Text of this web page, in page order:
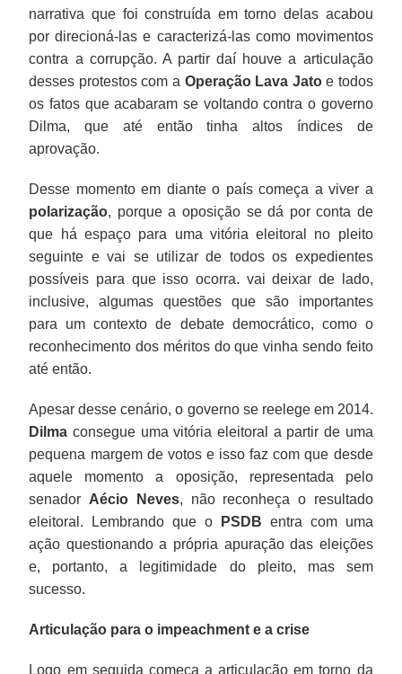
narrativa que foi construída em torno delas acabou
por direcioná-las e caracterizá-las como movimentos
contra a corrupção. A partir daí houve a articulação
desses protestos com a Operação Lava Jatoe todos
os fatos que acabaram se voltando contra o governo
Dilma, que até então tinha altos índices de
aprovação.
Desse momento em diante o país começa a viver a
polarização, porque a oposição se dá por conta de
que há espaço para uma vitória eleitoral no pleito
seguinte e vai se utilizar de todos os expedientes
possíveis para que isso ocorra. vai deixar de lado,
inclusive, algumas questões que são importantes
para um contexto de debate democrático, como o
reconhecimento dos méritos do que vinha sendo feito
até então.
Apesar desse cenário, o governo se reelege em 2014.
Dilma consegue uma vitória eleitoral a partir de uma
pequena margem de votos e isso faz com que desde
aquele momento a oposição, representada pelo
senador Aécio Neves, não reconheça o resultado
eleitoral. Lembrando que o
PSDB entra com uma
ação questionando a própria apuração das eleições
e, portanto, a legitimidade do pleito, mas sem
sucesso.
Articulação para o impeachment e a crise
Logo em seguida começa a articulação em torno da